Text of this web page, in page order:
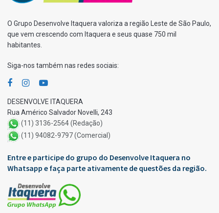
O Grupo Desenvolve Itaquera valoriza a região Leste de São Paulo,
que vem crescendo com Itaquera e seus quase 750 mil
habitantes.
Siga-nos também nas redes sociais:
DESENVOLVE ITAQUERA
Rua Américo Salvador Novelli, 243
(11) 3136-2564 (Redação)
(11) 94082-9797 (Comercial)
Entre e participe do grupo do Desenvolve Itaquera no
Whatsapp e faça parte ativamente de questões da região.